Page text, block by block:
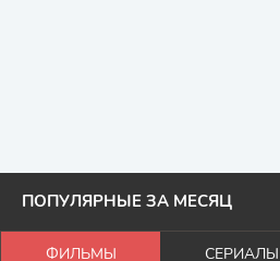
ПОПУЛЯРНЫЕ ЗА МЕСЯЦ
ФИЛЬМЫ СЕРИАЛЫ